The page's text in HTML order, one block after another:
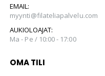
EMAIL:
myynti@filateliapalvelu.com
AUKIOLOAJAT:
Ma - Pe / 10:00 - 17:00
OMA TILI